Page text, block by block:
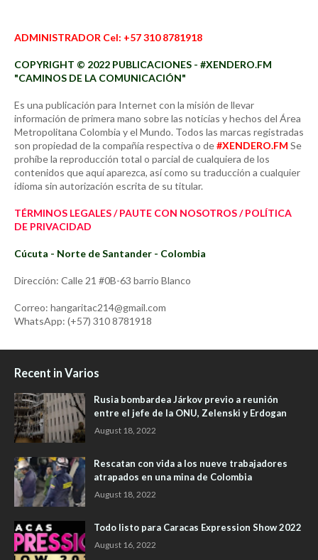
ADMINISTRADOR Cel: +57 310 8781918
COPYRIGHT © 2022 PUBLICACIONES - #XENDERO.FM
"CAMINOS DE LA COMUNICACIÓN"
Es una publicación para Internet con la misión de llevar
información de primera mano sobre las noticias y hechos del Área
Metropolitana Colombia y el Mundo. Todos las marcas registradas
son propiedad de la compañía respectiva o de#XENDERO.FM Se
prohíbe la reproducción total o parcial de cualquiera de los
contenidos que aquí aparezca, así como su traducción a cualquier
idioma sin autorización escrita de su titular.
TÉRMINOS LEGALES / PAUTE CON NOSOTROS / POLÍTICA
DE PRIVACIDAD
Cúcuta - Norte de Santander - Colombia
Dirección: Calle 21 #0B-63 barrio Blanco
Correo: hangaritac214@gmail.com
WhatsApp: (+57) 310 8781918
Recent in Varios
Rusia bombardea Járkov previo a reunión
entre el jefe de la ONU, Zelenski y Erdogan
August 18, 2022
Rescatan con vida a los nueve trabajadores
atrapados en una mina de Colombia
August 18, 2022
Todo listo para Caracas Expression Show 2022
August 16, 2022